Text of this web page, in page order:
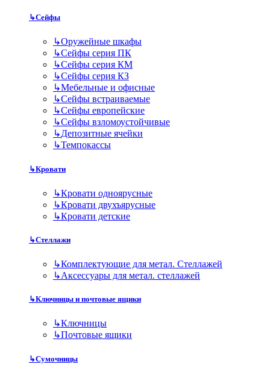
↳Сейфы
↳Оружейные шкафы
↳Сейфы серия ПК
↳Сейфы серия КМ
↳Сейфы серия КЗ
↳Мебельные и офисные
↳Сейфы встраиваемые
↳Сейфы европейские
↳Сейфы взломоустойчивые
↳Депозитные ячейки
↳Темпокассы
↳Кровати
↳Кровати одноярусные
↳Кровати двухъярусные
↳Кровати детские
↳Стеллажи
↳Комплектующие для метал. Стеллажей
↳Аксессуары для метал. стеллажей
↳Ключницы и почтовые ящики
↳Ключницы
↳Почтовые ящики
↳Сумочницы